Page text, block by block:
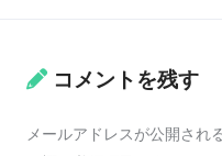
コメントを残す
メールアドレスが公開され